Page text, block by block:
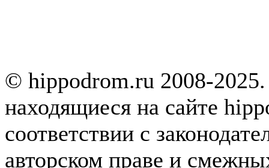
© hippodrom.ru 2008-
находящиеся на сайте
соответствии с
авторском праве и